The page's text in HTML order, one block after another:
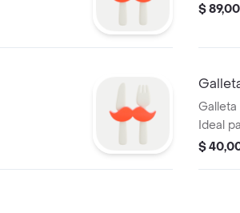
$ 89,00
Galleta
Ideal
$